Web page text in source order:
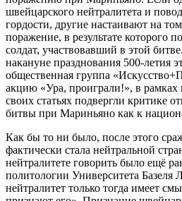
швейцарского нейтралитета и
гордости, другие настаивают на
поражение, в результате которого
солдат, участвовавший в этой
накануне празднования 500-летия
общественная группа
акцию «Ура, проиграли!», в рамках
своих статьях подвергли критике
битвы при Мариньяно как к
Как бы то ни было, после этого
фактически стала нейтральной
нейтралитете говорить было ещё
политологии Университета Базеля
нейтралитет только тогда имеет